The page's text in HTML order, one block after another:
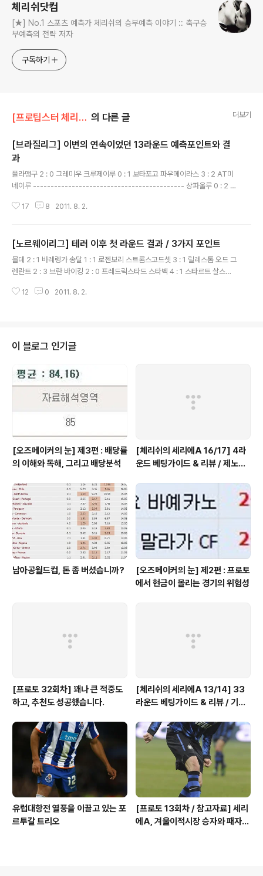
체리쉬닷컴
[★] No.1 스포츠 예측가 체리쉬의 승부예측 이야기 :: 축구승
부예측의 전략 저자
구독하기
[프로팁스터 체리쉬]/팁노트 (Archives) 의 다른 글 더보기
[브라질리그] 이변의 연속이었던 13라운드 예측포인트와 결
과
플라맹구 2 : 0 그레미우 크루제이루 0 : 1 보타포고 파우메이라스 3 : 2 AT미
네이루 ------------------------------------------- 상파울루 0 : 2 바
3 : 2 코린티안스 AT파라넨세 3 : 2 산투스 바히아 3 : 1 피게이렌세 아메리카
의 폼이 작년만 하지 않는 것은 명백한 사실이며, 그 폼이 올라오기 위해서는 조
금 더 시간이 필요할 것으로 보이는데 패스하였습니다. 크루제이루와 플라맹구
두 경기 중 한 경기는 이변이 ..
17 8 2011. 8. 2.
[노르웨이리그] 테러 이후 첫 라운드 결과 / 3가지 포인트
몰데 2 : 1 바레렝가 송달 1 : 1 로젠보리 스트롬스고드셋 3 : 1 릴레스톰 오드 그
렌란트 2 : 3 브란 바이킹 2 : 0 프레드릭스타드 스타벡 4 : 1 스타르트 살스보
역배당 없음) * 지난 주말 열렸던 노르웨이리그 경기는 모든 경기가 경기력대로
닙니다. 살스보그에 비해서 하우게순의 전력이 강한 것은 사실입니다. 거기에
주전공백이 있었고 쉽지 않은 승부를 펼쳐야 했던 Sar..
12 0 2011. 8. 2.
이 블로그 인기글
[오즈메이커의 눈] 제3편 : 배당률
의 이해와 독해, 그리고 배당분석
[체리쉬의 세리에A 16/17] 4라
운드 베팅가이드 & 리뷰 / 제노아
남아공월드컵, 돈 좀 버셨습니까?
[오즈메이커의 눈] 제2편 : 프로토
에서 현금이 몰리는 경기의 위험성
[프로토 32회차] 꽤나 큰 적중도
하고, 추천도 성공했습니다.
[체리쉬의 세리에A 13/14] 33
라운드 베팅가이드 & 리뷰 / 기적
유럽대항전 열풍을 이끌고 있는 포
르투갈 트리오
[프로토 13회차 / 참고자료] 세리
에A, 겨울이적시장 승자와 패자